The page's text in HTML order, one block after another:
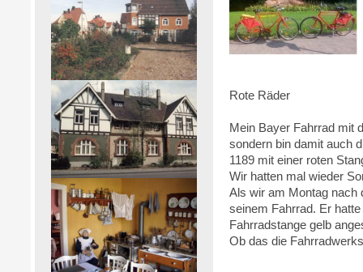
Rote Räder
Mein Bayer Fahrrad mit
sondern bin damit auch
1189 mit einer roten
Wir hatten mal wieder
Als wir am Montag nach
seinem Fahrrad. Er
Fahrradstange
Ob das die